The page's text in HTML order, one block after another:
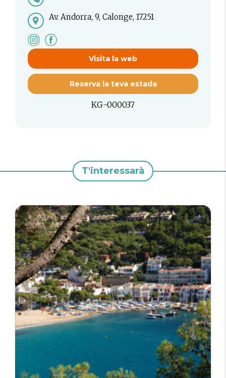
Av. Andorra, 9, Calonge, 17251
Visita la web
Reserva la teva estada
KG-000037
T'interessarà